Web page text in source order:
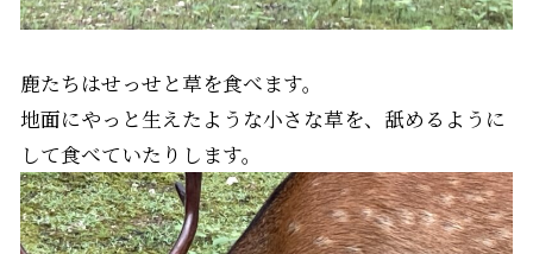
鹿たちはせっせと草を食べます。
地面にやっと生えたような小さな草を、舐めるように
して食べていたりします。